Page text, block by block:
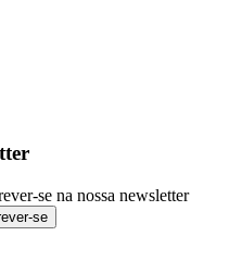
se na nossa newsletter
se